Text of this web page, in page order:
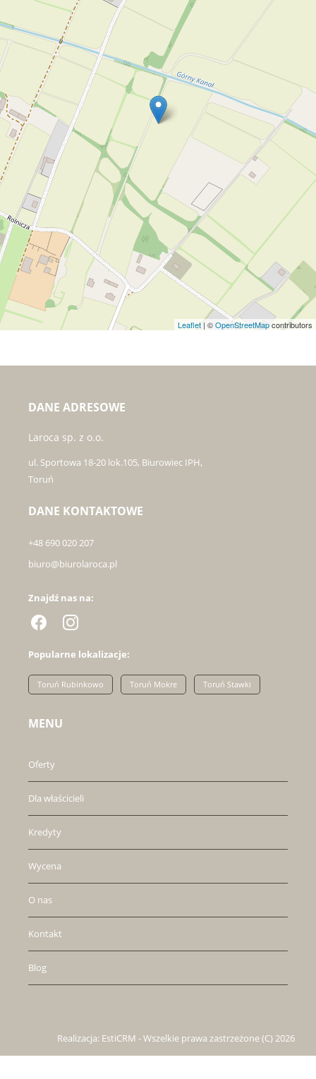
Leaflet | ©OpenStreetMapcontributors
DANE ADRESOWE
Laroca sp. z o.o.
ul. Sportowa 18-20 lok.105, Biurowiec IPH,
Toruń
DANE KONTAKTOWE
+48 690 020 207
biuro@biurolaroca.pl
Znajdź nas na:
Popularne lokalizacje:
Toruń Rubinkowo Toruń Mokre Toruń Stawki
MENU
Oferty
Dla właścicieli
Kredyty
Wycena
O nas
Kontakt
Blog
Realizacja: EstiCRM - Wszelkie prawa zastrzeżone (C) 2026